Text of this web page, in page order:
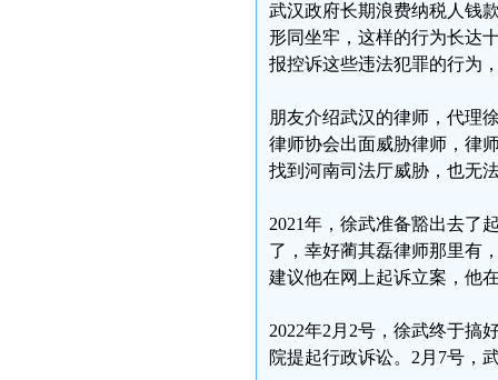
武汉政府长期浪费纳税人钱
形同坐牢，这样的行为长达
报控诉这些违法犯罪的行为
朋友介绍武汉的律师，代理
律师协会出面威胁律师，律
找到河南司法厅威胁，也无
2021年，徐武准备豁出去了
了，幸好蔺其磊律师那里有
建议他在网上起诉立案，他
2022年2月2号，徐武终于搞
院提起行政诉讼。2月7号，